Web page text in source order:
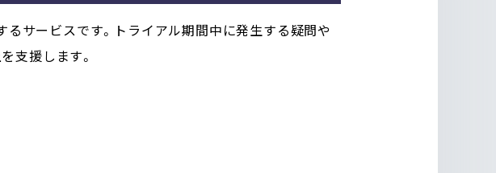
サービスです。トライアル期間中に発生する疑問や
支援します。